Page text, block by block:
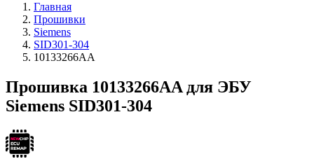
Главная
Прошивки
Siemens
SID301-304
10133266AA
Прошивка 10133266AA для ЭБУ
Siemens SID301-304